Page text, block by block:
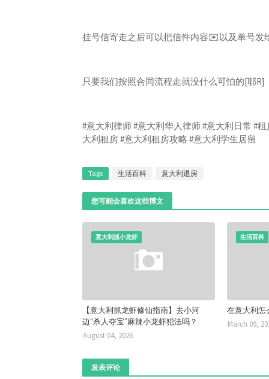
挂号信寄走之后可以把信件内容✉️以及单号发
只要我们按照合同流程走就没什么可怕的[耶R]
#意大利律师 #意大利华人律师 #意大利日常 #
大利租房 #意大利租房攻略 #意大利学生居留
Tags 生活百科 意大利退房
您可能会喜欢这些博文
意大利抓小龙虾
【意大利抓龙虾修仙指南】去小河
边“杀人夺宝”麻辣小龙虾犯法吗？
August 04, 2026
生活百科
在意大利怎
March 09,
发表评论